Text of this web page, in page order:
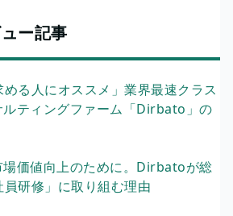
ー記事
める人にオススメ」業界最速クラス
ルティングファーム「Dirbato」の
価値向上のために。Dirbatoが総
研修」に取り組む理由